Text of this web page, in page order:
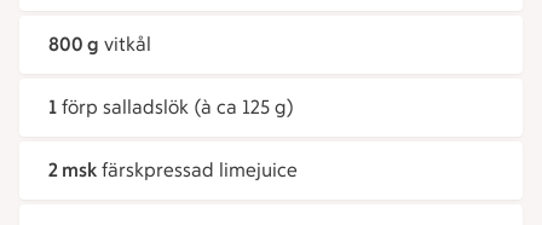
800 g vitkål
1 förp salladslök (à ca 125 g)
2 msk färskpressad limejuice